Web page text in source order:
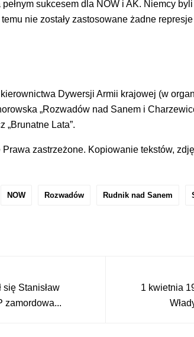
sukcesem dla NOW i AK. Niemcy
nie zostały zastosowane żadne
Dywersji Armii krajowej (w
„Rozwadów nad Sanem i
„Brunatne Lata”.
zastrzeżone. Kopiowanie tekstów,
NOW Rozwadów Rudnik nad Sanem
się Stanisław
zamordowa...
1 kwietnia